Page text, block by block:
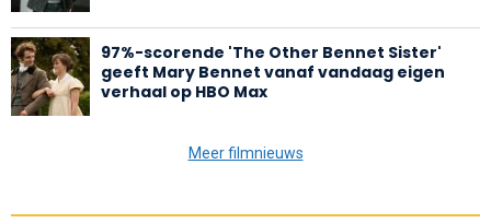
97%-scorende 'The Other Bennet Sister'
geeft Mary Bennet vanaf vandaag eigen
verhaal op HBO Max
Meer filmnieuws